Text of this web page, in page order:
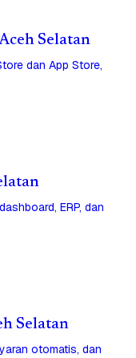
Selatan
dan App Store,
ERP, dan
Selatan
otomatis, dan